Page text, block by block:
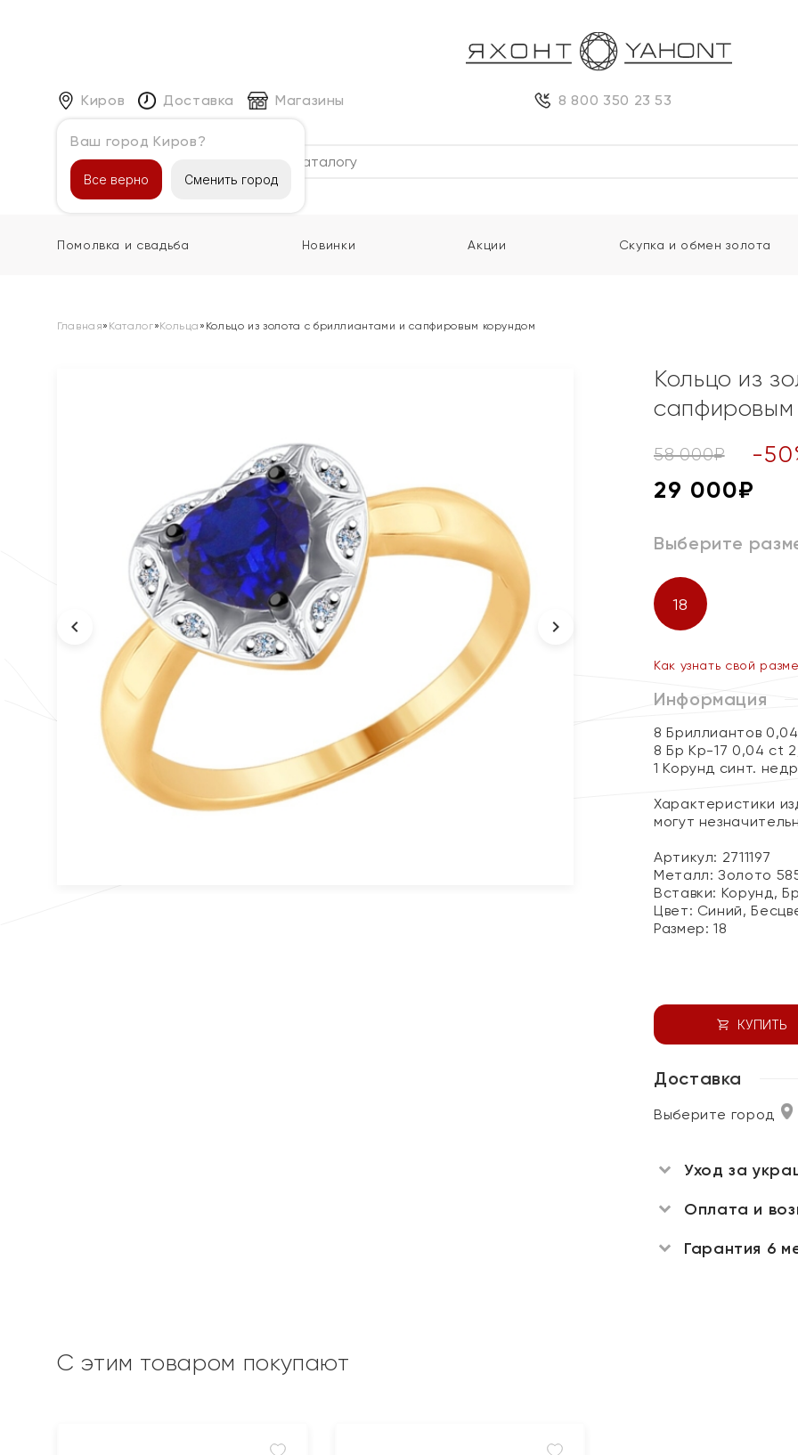
Киров
Ваш город Киров?
Все верно Сменить город
Доставка Магазины 8 800 350 23 53
Каталог
Помолвка и свадьба Новинки Акции Скупка и обмен золота
Главная» Каталог»Кольца » Кольцо из золота с бриллиантами и сапфировым корундом
Кольцо из
сапфировым
58 000₽ -50
29 000₽
Выберите
18
Как узнать свой
Информация
8 Бриллиантов
8 Бр Кр-17 0,04 ct
1 Корунд синт.
Характеристики
могут
Артикул: 2711197
Металл:Золото
Вставки: Корунд,
Цвет: Синий,
Размер:18
КУПИТЬ
Доставка
Выберите город
Уход за
Оплата и
Гарантия 6
С этим товаром покупают